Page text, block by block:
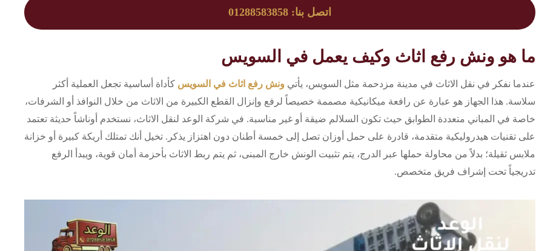
اتصل بنا: 01288583858
ما هو ونش رفع اثاث وكيف يعمل في السويس
عندما نفكر في نقل الاثاث في مدينة مزدحمة مثل السويس، يأتي ونش رفع اثاث في السويس كأداة أساسية تجعل العملية أكثر
سلاسة. هذا الجهاز هو عبارة عن رافعة ميكانيكية مصممة خصيصاً لرفع وإنزال القطع الكبيرة من الاثاث من خلال النوافذ أو الشرفات،
خاصة في المباني متعددة الطوابق حيث تكون السلالم ضيقة أو غير مناسبة. في شركة الوعد لنقل الاثاث، نستخدم أوناشاً حديثة تعتمد
على تقنيات هيدروليكية متقدمة، قادرة على حمل أوزان تصل إلى خمسة أطنان دون اهتزاز يذكر. تخيل أنك تمتلك أريكة كبيرة أو خزانة
ملابس ثقيلة؛ بدلاً من محاولة حملها عبر الدرج، يتم تثبيت الونش خارج المبنى، ثم يتم ربط الاثاث بأحزمة أمان قوية، ويبدأ الرفع
تدريجياً تحت إشراف فريق متخصص.